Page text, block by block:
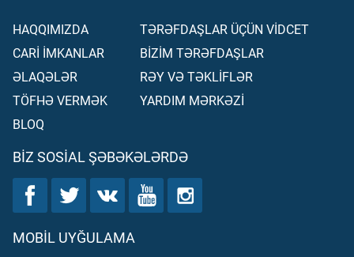
HAQQIMIZDA
CARİ İMKANLAR
ƏLAQƏLƏR
TÖFHƏ VERMƏK
BLOQ
TƏRƏFDAŞLAR ÜÇÜN VİDCET
BİZİM TƏRƏFDAŞLAR
RƏY VƏ TƏKLİFLƏR
YARDIM MƏRKƏZİ
BIZ SOSIAL ŞƏBƏKƏLƏRDƏ
MOBIL UYĞULAMA